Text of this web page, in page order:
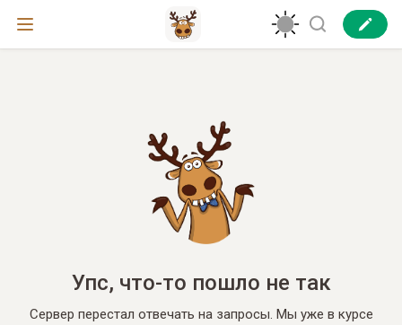
Упс, что-то пошло не так
Сервер перестал отвечать на запросы. Мы уже в курсе